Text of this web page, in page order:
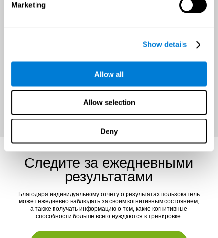
Marketing
Show details
Allow all
Allow selection
Deny
Возможность улучшать
бросить вызов мозгу.
ПОЛУЧИТЕ СКИДКУ СЕЙЧАС
Следите за ежедневными
результатами
Благодаря индивидуальному отчёту о результатах пользователь
может ежедневно наблюдать за своим когнитивным состоянием,
а также получать информацию о том, какие когнитивные
способности больше всего нуждаются в тренировке.